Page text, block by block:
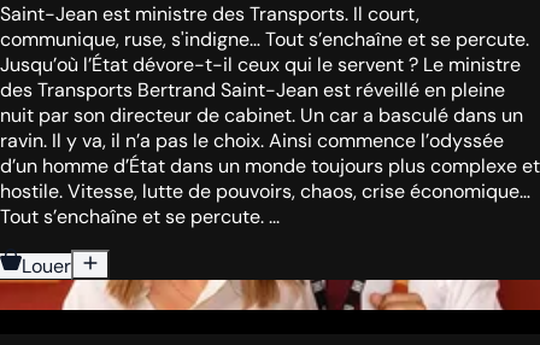
Saint-Jean est ministre des Transports. Il court,
communique, ruse, s'indigne… Tout s’enchaîne et se percute.
Jusqu’où l’État dévore-t-il ceux qui le servent ? Le ministre
des Transports Bertrand Saint-Jean est réveillé en pleine
nuit par son directeur de cabinet. Un car a basculé dans un
ravin. Il y va, il n’a pas le choix. Ainsi commence l’odyssée
d’un homme d’État dans un monde toujours plus complexe et
hostile. Vitesse, lutte de pouvoirs, chaos, crise économique…
Tout s’enchaîne et se percute. ...
Louer